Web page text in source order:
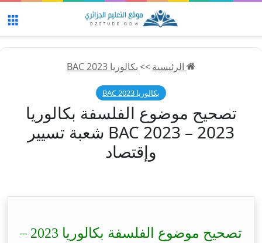
الرئيسية>>بكالوريا 2023 BAC
بكالوريا 2023 BAC
تصحيح موضوع الفلسفة بكالوريا
2023 – BAC 2023 شعبة تسيير
وإقتصاد
تصحيح موضوع الفلسفة بكالوريا 2023 –